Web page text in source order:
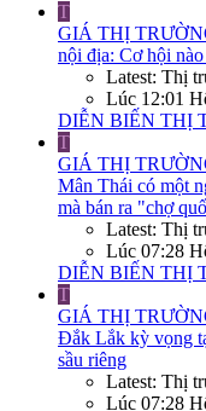
T
GIÁ THỊ
nội địa: Cơ hội
Latest: Thị
Lúc 12:01
DIỄN BIẾN THỊ
T
GIÁ THỊ
Mân Thái có một
mà bán ra "chợ
Latest: Thị
Lúc 07:28
DIỄN BIẾN THỊ
T
GIÁ THỊ
Đắk Lắk kỳ vọng
sầu riêng
Latest: Thị
Lúc 07:28